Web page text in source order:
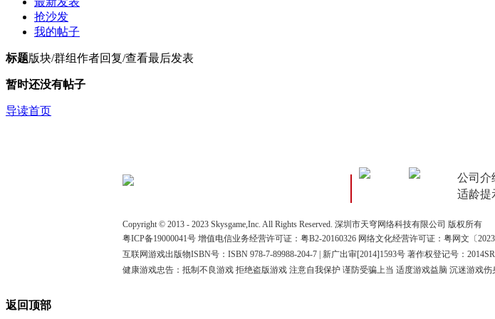
抢沙发
我的帖子
标题版块/群组作者回复/查看最后发表
暂时还没有帖子
导读首页
公司介
适龄提
Copyright © 2013 - 2023 Skysgame,Inc. All Rights Reserved. 深圳市天穹网络科技有限公司 版权所有
粤ICP备19000041号 增值电信业务经营许可证：粤B2-20160326 网络文化经营许可证： 粤网文〔
互联网游戏出版物ISBN号：ISBN 978-7-89988-204-7 | 新广出审[2014]1593号 著作权登记号：
健康游戏忠告：抵制不良游戏 拒绝盗版游戏 注意自我保护 谨防受骗上当 适度游戏益脑 沉迷游戏
返回顶部